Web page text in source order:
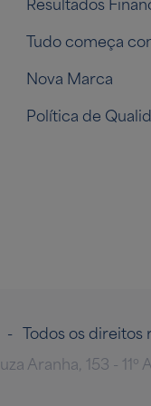
Tudo começa
Nova Marca
Política de
Todos os direitos
Aranha, 153 -